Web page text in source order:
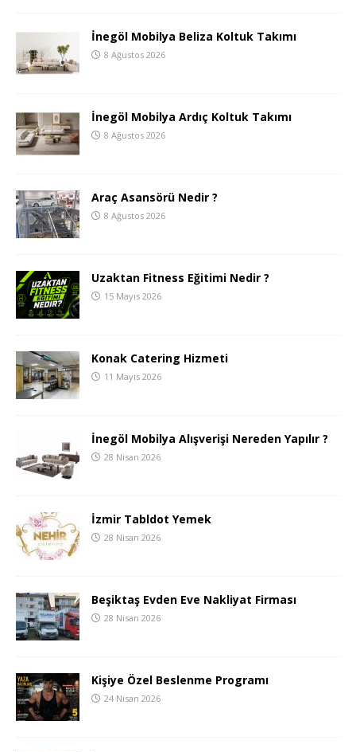
İnegöl Mobilya Beliza Koltuk Takımı
8 Ağustos 2026
İnegöl Mobilya Ardıç Koltuk Takımı
8 Ağustos 2026
Araç Asansörü Nedir ?
8 Ağustos 2026
Uzaktan Fitness Eğitimi Nedir ?
15 Mayıs 2026
Konak Catering Hizmeti
11 Mayıs 2026
İnegöl Mobilya Alışverişi Nereden Yapılır ?
28 Nisan 2026
İzmir Tabldot Yemek
28 Nisan 2026
Beşiktaş Evden Eve Nakliyat Firması
28 Nisan 2026
Kişiye Özel Beslenme Programı
24 Nisan 2026